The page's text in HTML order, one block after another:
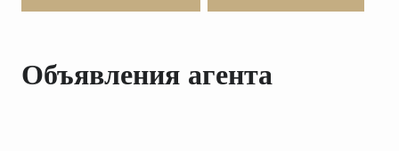
Объявления агента